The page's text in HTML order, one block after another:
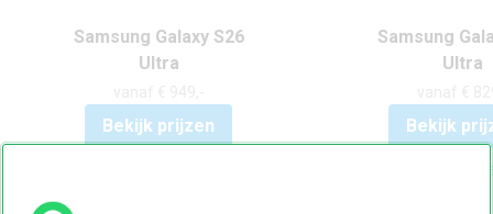
Samsung Galaxy S26
Ultra
Bekijk prijzen
Samsung
Ultra
Bekijk
Bekijk Samsung